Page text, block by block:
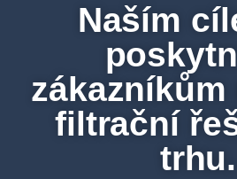
Naším
filtrační
trhu.